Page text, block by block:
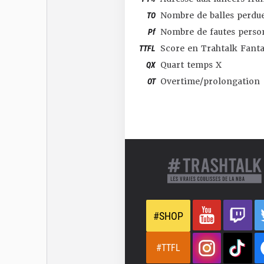
TO Nombre de balles
Pf Nombre de fautes
TTFL Score en Trahtalk
QX Quart temps X
OT Overtime/prolongation
#SHOP
#TTFL